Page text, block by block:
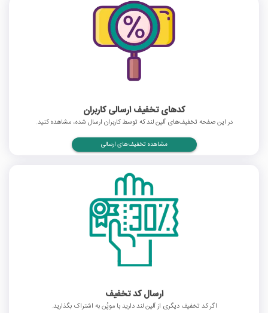
کدهای تخفیف ارسالی کاربران
در این صفحه تخفیف‌های آلین لند که توسط کاربران ارسال شده، مشاهده کنید.
مشاهده تخفیف‌های ارسالی
ارسال کد تخفیف
اگر کد تخفیف دیگری از آلین لند دارید با موپُن به اشتراک بگذارید.